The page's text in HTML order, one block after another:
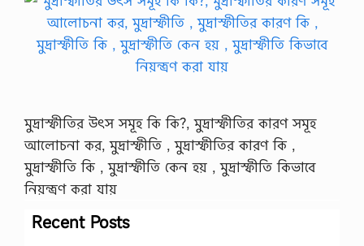
মুদ্রাস্ফীতির উৎস সমূহ কি কি?, মুদ্রাস্ফীতির কারণ সমূহ
আলোচনা কর, মুদ্রাস্ফীতি , মুদ্রাস্ফীতির কারণ কি ,
মুদ্রাস্ফীতি কি , মুদ্রাস্ফীতি কেন হয় , মুদ্রাস্ফীতি কিভাবে
নিয়ন্ত্রণ করা যায়
Recent Posts